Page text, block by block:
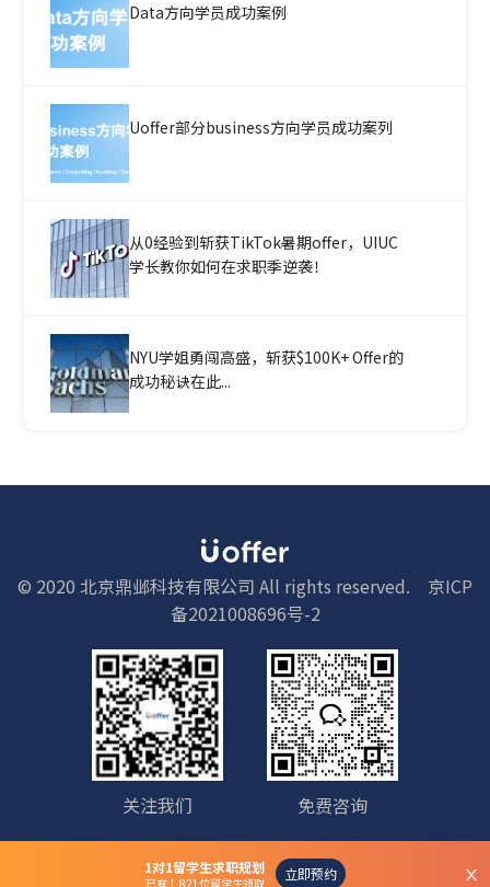
Data方向学员成功案例
Uoffer部分business方向学员成功案列
从0经验到斩获TikTok暑期offer，UIUC
学长教你如何在求职季逆袭！
NYU学姐勇闯高盛，斩获$100K+ Offer的
成功秘诀在此...
© 2020 北京鼎邺科技有限公司 All rights reserved.
京ICP
备2021008696号-2
关注我们 免费咨询
1对1留学生求职规划
已有 1,821位留学生领取
立即预约